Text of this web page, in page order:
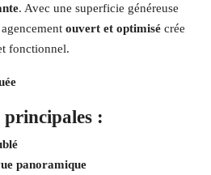
. Avec une superficie généreuse
ouvert et optimisé crée
fonctionnel.
:
panoramique